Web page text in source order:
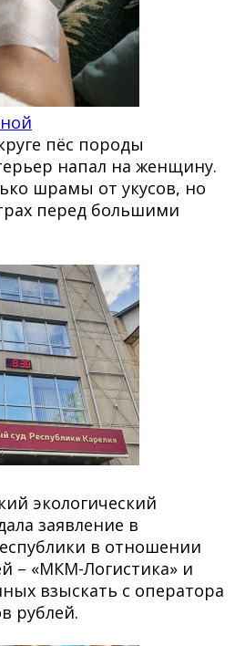
пёс породы
напал на женщину.
шрамы от укусов, но
перед большими
экологический
заявление в
в отношении
– «МКМ-Логистика» и
взыскать с оператора
рублей.